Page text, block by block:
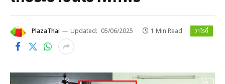
PlazaThai Updated: 05/06/2025 1 Min Read วาไรตี้